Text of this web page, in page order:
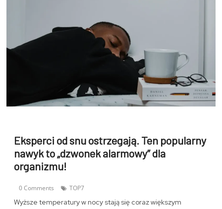
Eksperci od snu ostrzegają. Ten popularny
nawyk to „dzwonek alarmowy” dla
organizmu!
0 Comments TOP7
Wyższe temperatury w nocy stają się coraz większym